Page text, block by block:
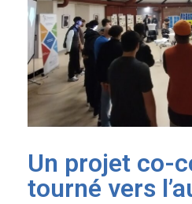
Un projet co-
tourné vers